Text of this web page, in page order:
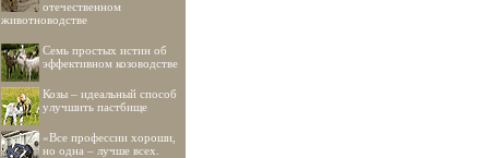
отечественном
животноводстве
Семь простых истин об
эффективном козоводстве
Козы – идеальный способ
улучшить пастбище
«Все профессии хороши,
но одна – лучше всех.